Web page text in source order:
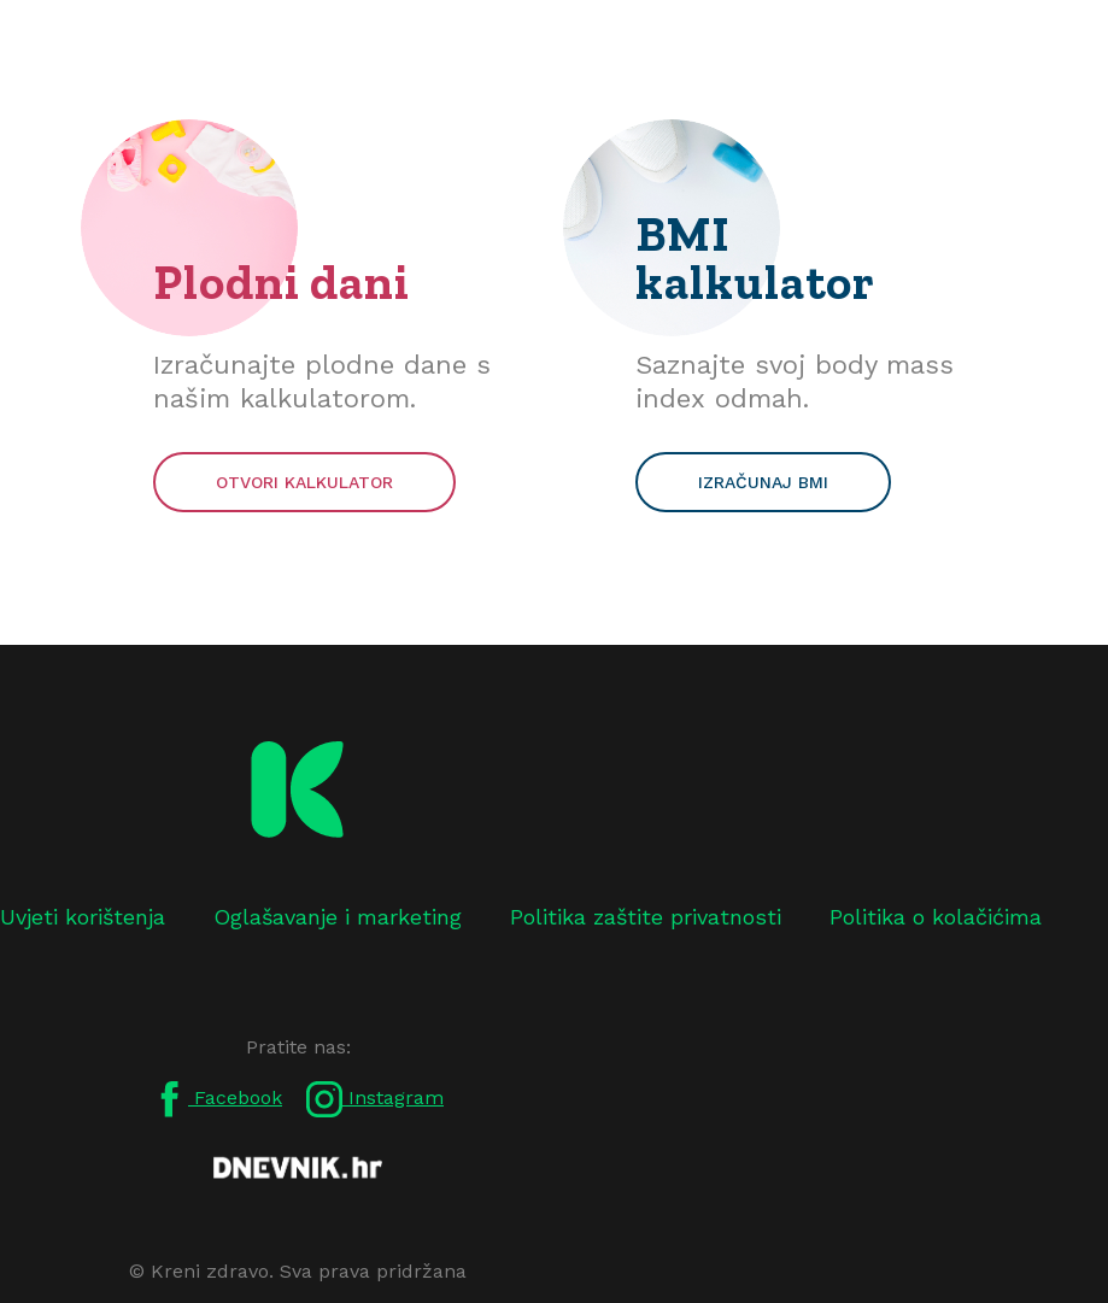
Plodni dani
Izračunajte plodne dane s
našim kalkulatorom.
OTVORI KALKULATOR
BMI
kalkulator
Saznajte svoj body mass
index odmah.
IZRAČUNAJ BMI
Uvjeti korištenja Oglašavanje i marketing Politika zaštite privatnosti Politika o kolačićima
Pratite nas:
Facebook Instagram
© Kreni zdravo. Sva prava pridržana